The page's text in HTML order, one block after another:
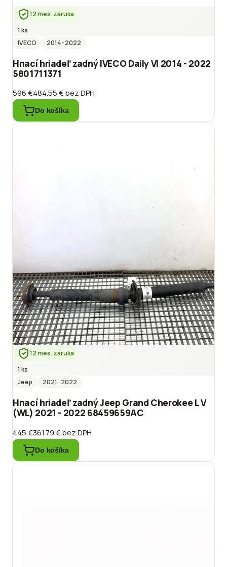
12 mes. záruka
1 ks
IVECO
2014–2022
Hnací hriadeľ zadný IVECO Daily VI 2014 - 2022
5801711371
596 €484.55 €bez DPH
Do košíka
12 mes. záruka
1 ks
Jeep
2021–2022
Hnací hriadeľ zadný Jeep Grand Cherokee L V
(WL) 2021 - 2022 68459659AC
445 €361.79 €bez DPH
Do košíka